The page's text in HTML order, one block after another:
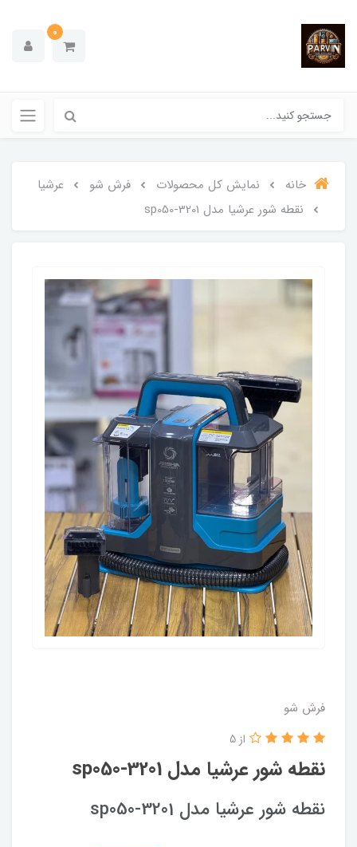
0
خانه نمایش کل محصولات فرش شو
عرشیا
نقطه شور عرشیا مدل sp050-3201
فرش شو
نقطه شور عرشیا مدل sp050-3201
از 5
نقطه شور عرشیا مدل sp050-3201